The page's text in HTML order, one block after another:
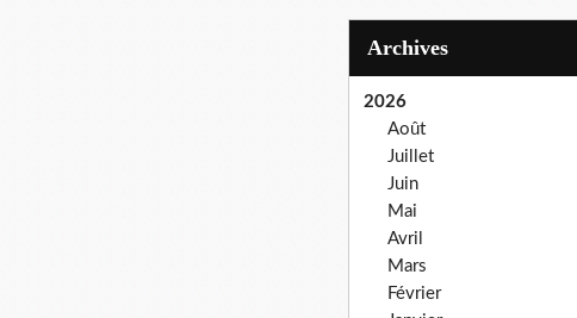
Archives
2026
Août
Juillet
Juin
Mai
Avril
Mars
Février